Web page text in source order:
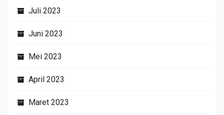
Juli 2023
Juni 2023
Mei 2023
April 2023
Maret 2023